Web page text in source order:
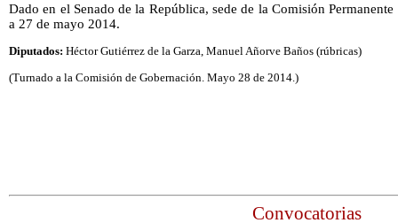
Dado en el Senado de la República, sede de la Comisión
a 27 de mayo 2014.
Diputados: Héctor Gutiérrez de la Garza, Manuel Añorve Baños (rúbricas)
(Turnado a la Comisión de Gobernación. Mayo 28 de 2014.)
Convocatorias